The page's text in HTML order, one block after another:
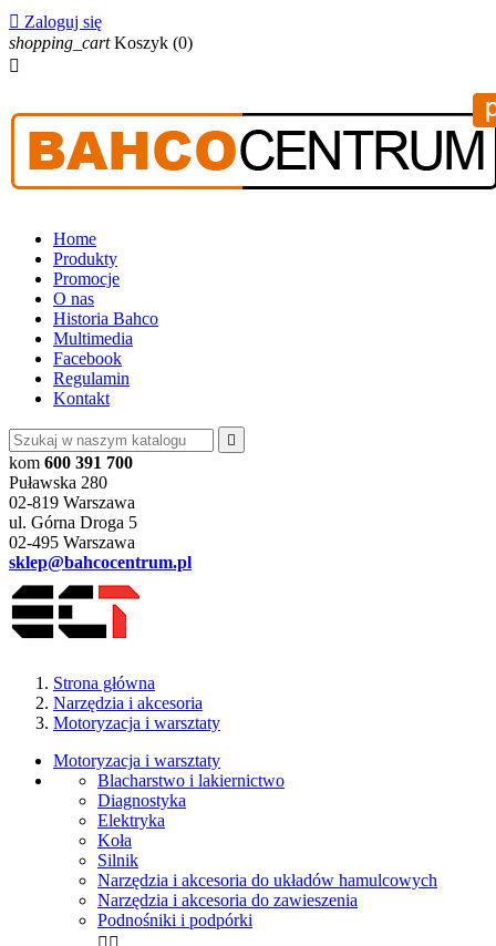
 Zaloguj się
shopping_cart Koszyk (0)

Home
Produkty
Promocje
O nas
Historia Bahco
Multimedia
Facebook
Regulamin
Kontakt

kom 600 391 700
Puławska 280
02-819 Warszawa
ul. Górna Droga 5
02-495 Warszawa
sklep@bahcocentrum.pl
Strona główna
Narzędzia i akcesoria
Motoryzacja i warsztaty
Motoryzacja i warsztaty
Blacharstwo i lakiernictwo
Diagnostyka
Elektryka
Koła
Silnik
Narzędzia i akcesoria do układów hamulcowych
Narzędzia i akcesoria do zawieszenia
Podnośniki i podpórki